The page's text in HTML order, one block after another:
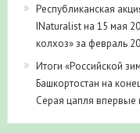
Республиканская
INaturalist на 15 мая
колхоз» за февраль
Итоги «Российской
Башкортостан на
Серая цапля впервые